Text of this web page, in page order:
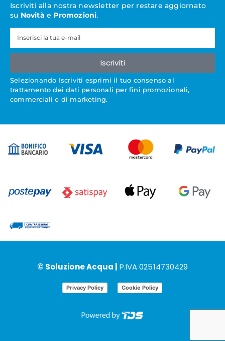
Iscriviti alla nostra newsletter per restare aggiornato
su Novità e Promozioni.
Iscriviti
Selezionando Iscriviti esprimi il tuo consenso al
trattamento dei dati personali per fini promozionali,
commerciali e di marketing.
© Soluzione Acqua | P.IVA 02514730429
Privacy Policy Cookie Policy